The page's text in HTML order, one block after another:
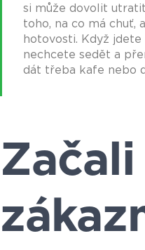
si může dovolit
toho, na co má chuť,
hotovosti. Když
nechcete sedět a
dát třeba kafe nebo
Začali